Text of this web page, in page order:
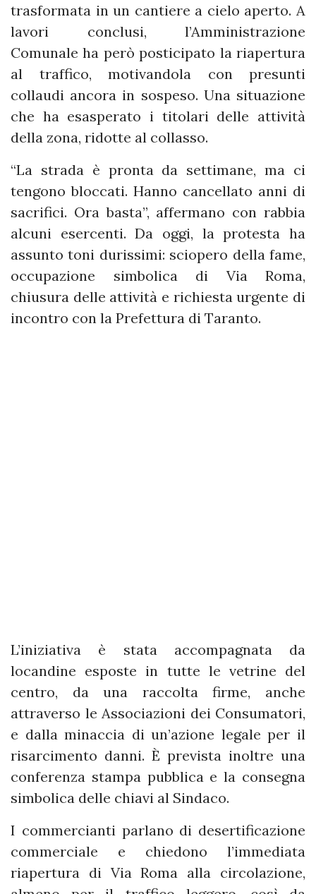
trasformata in un cantiere a cielo aperto. A
lavori conclusi, l’Amministrazione
Comunale ha però posticipato la riapertura
al traffico, motivandola con presunti
collaudi ancora in sospeso. Una situazione
che ha esasperato i titolari delle attività
della zona, ridotte al collasso.
“La strada è pronta da settimane, ma ci
tengono bloccati. Hanno cancellato anni di
sacrifici. Ora basta”, affermano con rabbia
alcuni esercenti. Da oggi, la protesta ha
assunto toni durissimi: sciopero della fame,
occupazione simbolica di Via Roma,
chiusura delle attività e richiesta urgente di
incontro con la Prefettura di Taranto.
L’iniziativa è stata accompagnata da
locandine esposte in tutte le vetrine del
centro, da una raccolta firme, anche
attraverso le Associazioni dei Consumatori,
e dalla minaccia di un’azione legale per il
risarcimento danni. È prevista inoltre una
conferenza stampa pubblica e la consegna
simbolica delle chiavi al Sindaco.
I commercianti parlano di desertificazione
commerciale e chiedono l’immediata
riapertura di Via Roma alla circolazione,